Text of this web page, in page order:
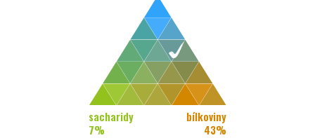
sacharidy
7%
bílkoviny
43%